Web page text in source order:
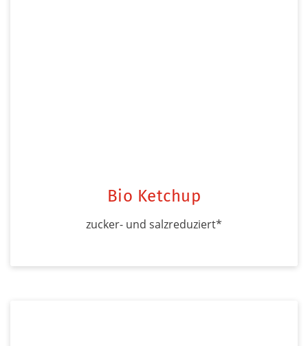
Bio Ketchup
zucker- und salzreduziert*